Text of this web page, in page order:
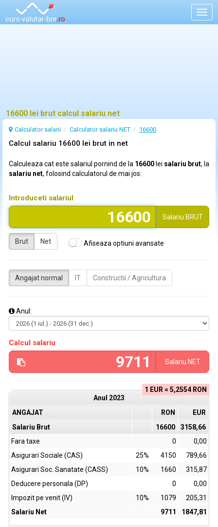
16600 lei brut calcul salariu net
Calculator salarii Calculator salariu NET 16600
Calcul salariu 16600 lei brut in net
Calculeaza cat este salariul pornind de la 16600 lei salariu brut, la
salariu net, folosind calculatorul de mai jos:
Introduceti salariul
Salariu BRUT
Brut Net Afiseaza optiuni avansate
Angajat normal IT Constructii / Agricultura
Anul:
Calcul salariu
Salariu NET
1 EUR = 5,2554 RON
Anul 2023
ANGAJAT
RON
EUR
Salariu Brut
16600
3158,66
Fara taxe
0
0,00
Asigurari Sociale (CAS)
25% 4150
789,66
Asigurari Soc. Sanatate (CASS)
10% 1660
315,87
Deducere personala (DP)
0
0,00
Impozit pe venit (IV)
10% 1079
205,31
Salariu Net
9711 1847,81